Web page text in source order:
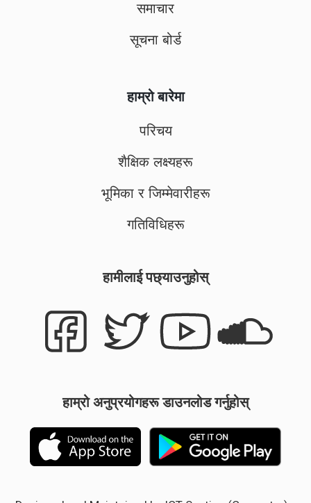
समाचार
सूचना बोर्ड
हाम्रो बारेमा
परिचय
शैक्षिक लक्ष्यहरू
भूमिका र जिम्मेवारीहरू
गतिविधिहरू
हामीलाई पछ्याउनुहोस्
हाम्रो अनुप्रयोगहरू डाउनलोड गर्नुहोस्